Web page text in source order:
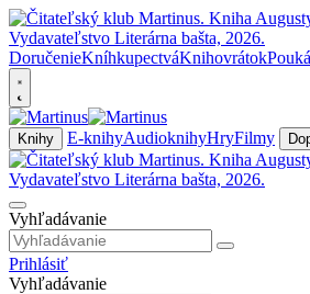
DoručenieKníhkupectváKnihovrátok
Knihy E-knihyAudioknihyHryFilmy
Vyhľadávanie
Prihlásiť
Vyhľadávanie